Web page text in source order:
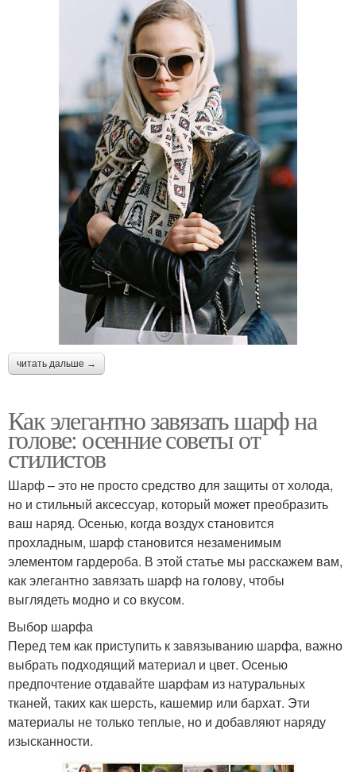
читать дальше →
Как элегантно завязать шарф на
голове: осенние советы от
стилистов
Шарф – это не просто средство для защиты от холода,
но и стильный аксессуар, который может преобразить
ваш наряд. Осенью, когда воздух становится
прохладным, шарф становится незаменимым
элементом гардероба. В этой статье мы расскажем вам,
как элегантно завязать шарф на голову, чтобы
выглядеть модно и со вкусом.
Выбор шарфа
Перед тем как приступить к завязыванию шарфа, важно
выбрать подходящий материал и цвет. Осенью
предпочтение отдавайте шарфам из натуральных
тканей, таких как шерсть, кашемир или бархат. Эти
материалы не только теплые, но и добавляют наряду
изысканности.